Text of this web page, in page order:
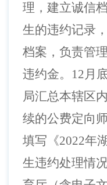
理，建立诚信
生的违约记录
档案，负责管
违约金。 12月
局汇总本辖区
续的公费定向
填写《2022年
生违约处理情